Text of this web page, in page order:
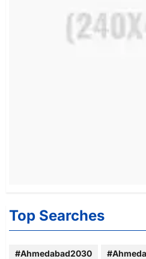
Top Searches
#Ahmedabad2030